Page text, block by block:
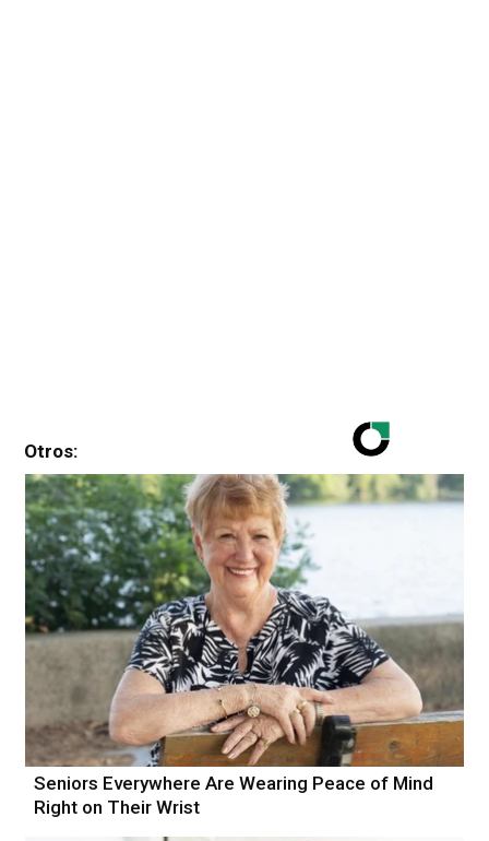
Otros:
Seniors Everywhere Are Wearing Peace of Mind
Right on Their Wrist